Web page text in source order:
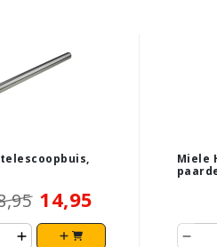
14,95
Miele